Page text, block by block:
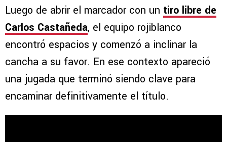
Luego de abrir el marcador con un tiro libre de
Carlos Castañeda, el equipo rojiblanco
encontró espacios y comenzó a inclinar la
cancha a su favor. En ese contexto apareció
una jugada que terminó siendo clave para
encaminar definitivamente el título.